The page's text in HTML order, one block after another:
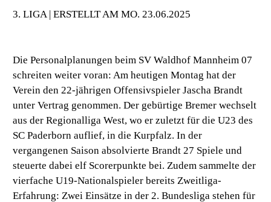
3. LIGA | ERSTELLT AM MO. 23.06.2025
Die Personalplanungen beim SV Waldhof Mannheim 07
schreiten weiter voran: Am heutigen Montag hat der
Verein den 22-jährigen Offensivspieler Jascha Brandt
unter Vertrag genommen. Der gebürtige Bremer wechselt
aus der Regionalliga West, wo er zuletzt für die U23 des
SC Paderborn auflief, in die Kurpfalz. In der
vergangenen Saison absolvierte Brandt 27 Spiele und
steuerte dabei elf Scorerpunkte bei. Zudem sammelte der
vierfache U19-Nationalspieler bereits Zweitliga-
Erfahrung: Zwei Einsätze in der 2. Bundesliga stehen für